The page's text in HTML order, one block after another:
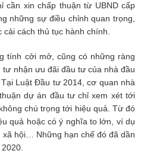
xin chấp thuận từ UBND cấp
những sự điều chỉnh quan trọng,
cách thủ tục hành chính.
tính cởi mở, cũng có những ràng
nhận ưu đãi đầu tư của nhà đầu
Luật Đầu tư 2014, cơ quan nhà
dự án đầu tư chỉ xem xét tới
chú trọng tới hiệu quả. Từ đó
quả hoặc có ý nghĩa to lớn, ví dụ
hội… Những hạn chế đó đã dần